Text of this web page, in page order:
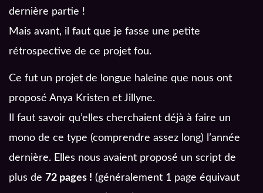
dernière partie !
Mais avant, il faut que je fasse une petite
rétrospective de ce projet fou.
Ce fut un projet de longue haleine que nous ont
proposé Anya Kristen et Jillyne.
Il faut savoir qu’elles cherchaient déjà à faire un
mono de ce type (comprendre assez long) l’année
dernière. Elles nous avaient proposé un script de
plus de 72 pages ! (généralement 1 page équivaut